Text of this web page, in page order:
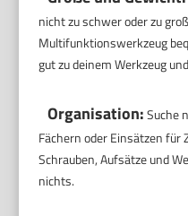
nicht zu schwer oder zu
Multifunktionswerkzeug
gut zu deinem Werkzeug
Organisation:Suche
Fächern oder Einsätzen für
Schrauben, Aufsätze und
nichts.